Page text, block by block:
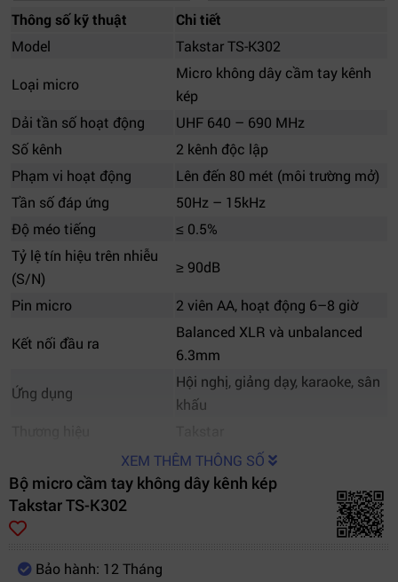
Thông số kỹ thuật
Chi tiết
Model
Takstar TS-K302
Loại micro
Micro không dây cầm tay kênh
kép
Dải tần số hoạt động
UHF 640 – 690 MHz
Số kênh
2 kênh độc lập
Phạm vi hoạt động
Lên đến 80 mét (môi trường mở)
Tần số đáp ứng
50Hz – 15kHz
Độ méo tiếng
≤ 0.5%
Tỷ lệ tín hiệu trên nhiễu
(S/N)
≥ 90dB
Pin micro 2 viên AA, hoạt động 6–8 giờ
Kết nối đầu ra
Balanced XLR và unbalanced
6.3mm
Ứng dụng
Hội nghị, giảng dạy, karaoke, sân
khấu
Trung Quốc
XEM THÊM THÔNG SỐ
Bộ micro cầm tay không dây kênh kép
Takstar TS-K302
Bảo hành: 12 Tháng